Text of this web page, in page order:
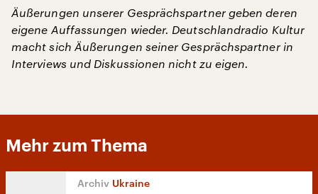
Äußerungen unserer Gesprächspartner geben deren
eigene Auffassungen wieder. Deutschlandradio Kultur
macht sich Äußerungen seiner Gesprächspartner in
Interviews und Diskussionen nicht zu eigen.
Mehr zum Thema
Ukraine